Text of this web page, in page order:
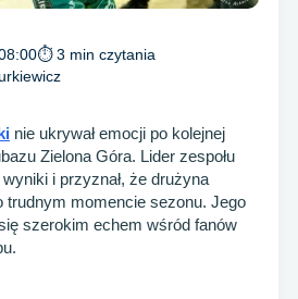
⏱ 3 min czytania
nie ukrywał emocji po kolejnej
Zielona Góra. Lider zespołu
i przyznał, że drużyna
trudnym momencie sezonu. Jego
szerokim echem wśród fanów